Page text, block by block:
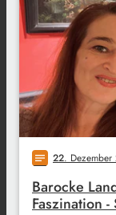
notes 22.
Barocke
Faszination